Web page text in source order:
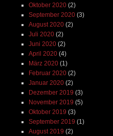
Oktober 2020(2)
September 2020(3)
August 2020(2)
Juli 2020(2)
Juni 2020(2)
April 2020(4)
März 2020(1)
Februar 2020(2)
Januar 2020(2)
Dezember 2019 (3)
November 2019 (5)
Oktober 2019 (3)
September 2019 (1)
August 2019 (2)